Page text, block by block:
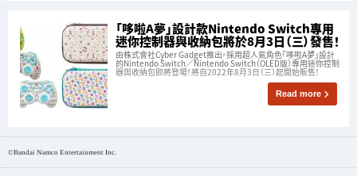
「哆啦A夢」設計款Nintendo Switch專用
迷你控制器與收納包將於8月3日（三）發售！
由株式會社Cyber Gadget推出，採用超人氣角色「哆啦A夢」設計
的Nintendo Switch／Nintendo Switch（OLED版）專用迷你控制
器與收納包即將登場！將自2022年8月3日（三）起開始販售！
Read more
©Bandai Namco Entertainment Inc.